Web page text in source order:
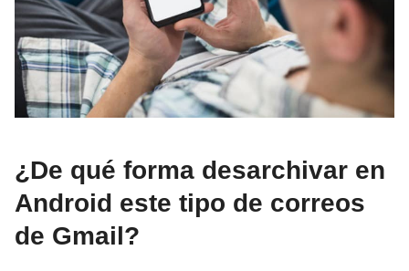
¿De qué forma desarchivar en
Android este tipo de correos
de Gmail?